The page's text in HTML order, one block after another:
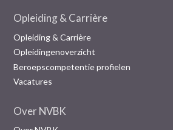
Opleiding & Carrière
Opleiding & Carrière
Opleidingenoverzicht
Beroepscompetentie profielen
Vacatures
Over NVBK